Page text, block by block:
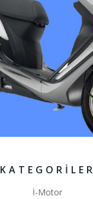
KATEGORILER
İ-Motor